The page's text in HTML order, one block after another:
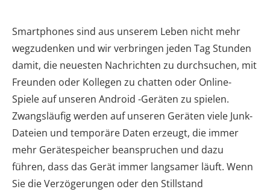
Smartphones sind aus unserem Leben nicht mehr
wegzudenken und wir verbringen jeden Tag Stunden
damit, die neuesten Nachrichten zu durchsuchen, mit
Freunden oder Kollegen zu chatten oder Online-
Spiele auf unseren Android -Geräten zu spielen.
Zwangsläufig werden auf unseren Geräten viele Junk-
Dateien und temporäre Daten erzeugt, die immer
mehr Gerätespeicher beanspruchen und dazu
führen, dass das Gerät immer langsamer läuft. Wenn
Sie die Verzögerungen oder den Stillstand